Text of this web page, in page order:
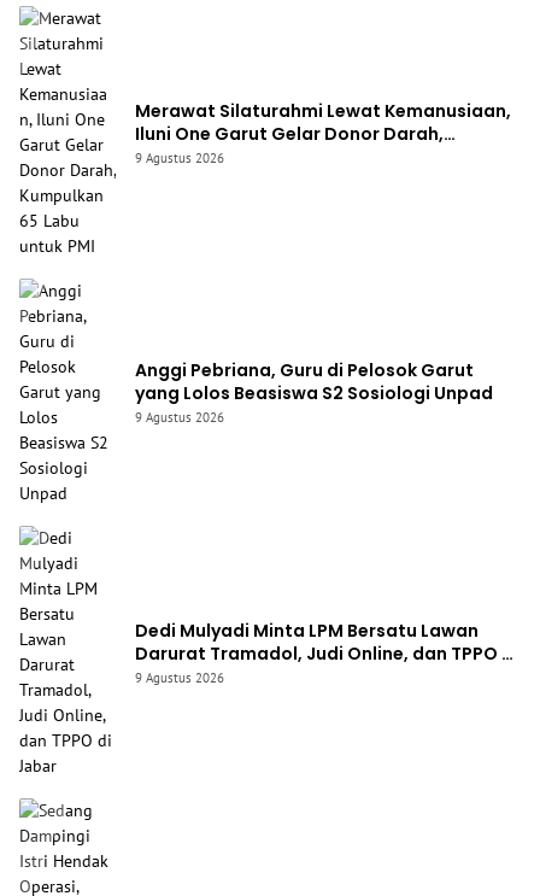
Merawat Silaturahmi Lewat Kemanusiaan,
Iluni One Garut Gelar Donor Darah,
Kumpulkan 65 Labu untuk PMI
9 Agustus 2026
Anggi Pebriana, Guru di Pelosok Garut
yang Lolos Beasiswa S2 Sosiologi Unpad
9 Agustus 2026
Dedi Mulyadi Minta LPM Bersatu Lawan
Darurat Tramadol, Judi Online, dan TPPO di
Jabar
9 Agustus 2026